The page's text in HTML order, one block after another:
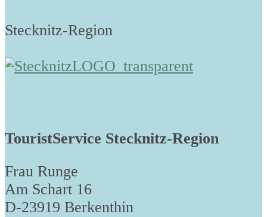
Stecknitz-Region
TouristService Stecknitz-Region
Frau Runge
Am Schart 16
D-23919 Berkenthin